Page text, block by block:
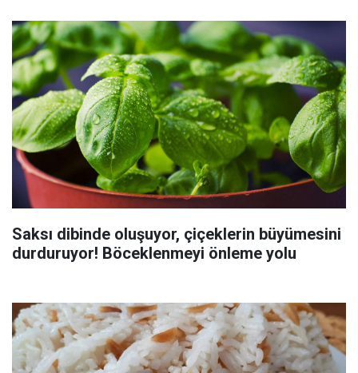
Saksı dibinde oluşuyor, çiçeklerin büyümesini
durduruyor! Böceklenmeyi önleme yolu